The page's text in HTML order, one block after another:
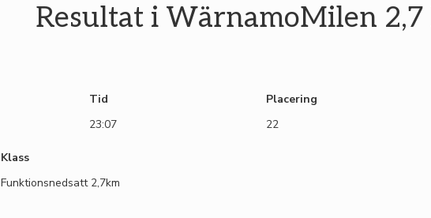
Resultat i WärnamoMilen
Tid
23:07
Placering
22
Klass
Funktionsnedsatt 2,7km